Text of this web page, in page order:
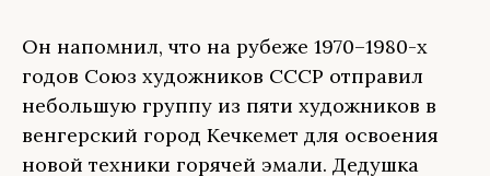
Он напомнил, что на рубеже 1970–1980-х
годов Союз художников СССР отправил
небольшую группу из пяти художников в
венгерский город Кечкемет для освоения
новой техники горячей эмали. Дедушка